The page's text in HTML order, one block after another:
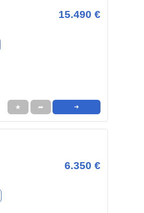
15.490 €
★ ➦ ➜
6.350 €